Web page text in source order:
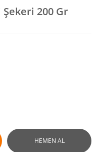
200 Gr
HEMEN AL